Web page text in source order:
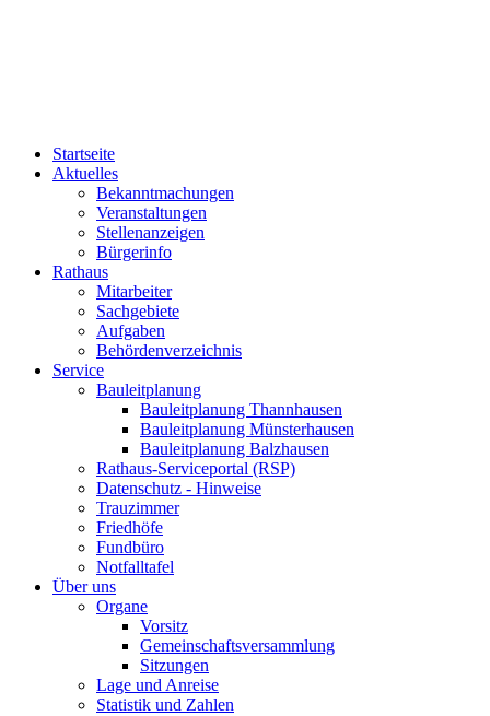
Startseite
Aktuelles
Bekanntmachungen
Veranstaltungen
Stellenanzeigen
Bürgerinfo
Rathaus
Mitarbeiter
Sachgebiete
Aufgaben
Behördenverzeichnis
Service
Bauleitplanung
Bauleitplanung Thannhausen
Bauleitplanung Münsterhausen
Bauleitplanung Balzhausen
Rathaus-Serviceportal (RSP)
Datenschutz - Hinweise
Trauzimmer
Friedhöfe
Fundbüro
Notfalltafel
Über uns
Organe
Vorsitz
Gemeinschaftsversammlung
Sitzungen
Lage und Anreise
Statistik und Zahlen